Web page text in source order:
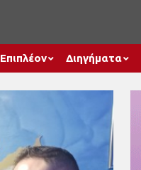
Επιπλέον Διηγήματα